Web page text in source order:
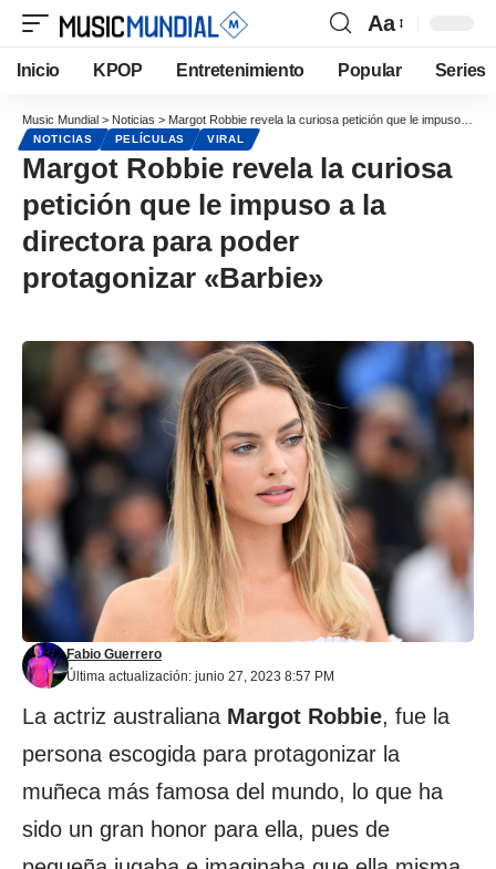
Aa
Inicio KPOP Entretenimiento Popular Series
Music Mundial > Noticias > Margot Robbie revela la curiosa petición que le impuso a la directora para poder protagonizar «Barbie»
NOTICIAS PELÍCULAS VIRAL
Margot Robbie revela la curiosa
petición que le impuso a la
directora para poder
protagonizar «Barbie»
Última actualización: junio 27, 2023 8:57 PM
Fabio Guerrero
La actriz australiana Margot Robbie, fue la
persona escogida para protagonizar la
muñeca más famosa del mundo, lo que ha
sido un gran honor para ella, pues de